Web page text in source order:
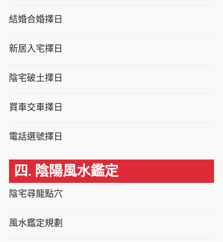
結婚合婚擇日
新居入宅擇日
陰宅破土擇日
買車交車擇日
電話選號擇日
四. 陰陽風水鑑定
陰宅尋龍點穴
風水鑑定規劃